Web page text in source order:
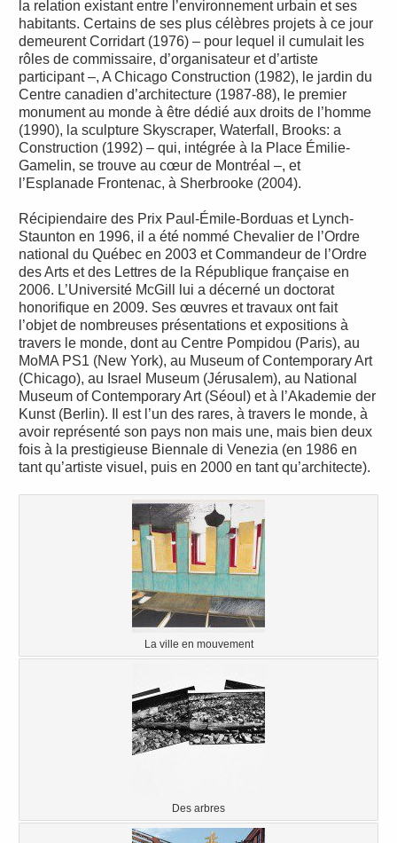
la relation existant entre l’environnement urbain et ses
habitants. Certains de ses plus célèbres projets à ce jour
demeurent Corridart (1976) – pour lequel il cumulait les
rôles de commissaire, d’organisateur et d’artiste
participant –, A Chicago Construction (1982), le jardin du
Centre canadien d’architecture (1987-88), le premier
monument au monde à être dédié aux droits de l’homme
(1990), la sculpture Skyscraper, Waterfall, Brooks: a
Construction (1992) – qui, intégrée à la Place Émilie-
Gamelin, se trouve au cœur de Montréal –, et
l’Esplanade Frontenac, à Sherbrooke (2004).
Récipiendaire des Prix Paul-Émile-Borduas et Lynch-
Staunton en 1996, il a été nommé Chevalier de l’Ordre
national du Québec en 2003 et Commandeur de l’Ordre
des Arts et des Lettres de la République française en
2006. L’Université McGill lui a décerné un doctorat
honorifique en 2009. Ses œuvres et travaux ont fait
l’objet de nombreuses présentations et expositions à
travers le monde, dont au Centre Pompidou (Paris), au
MoMA PS1 (New York), au Museum of Contemporary Art
(Chicago), au Israel Museum (Jérusalem), au National
Museum of Contemporary Art (Séoul) et à l’Akademie der
Kunst (Berlin). Il est l’un des rares, à travers le monde, à
avoir représenté son pays non mais une, mais bien deux
fois à la prestigieuse Biennale di Venezia (en 1986 en
tant qu’artiste visuel, puis en 2000 en tant qu’architecte).
La ville en mouvement
Des arbres